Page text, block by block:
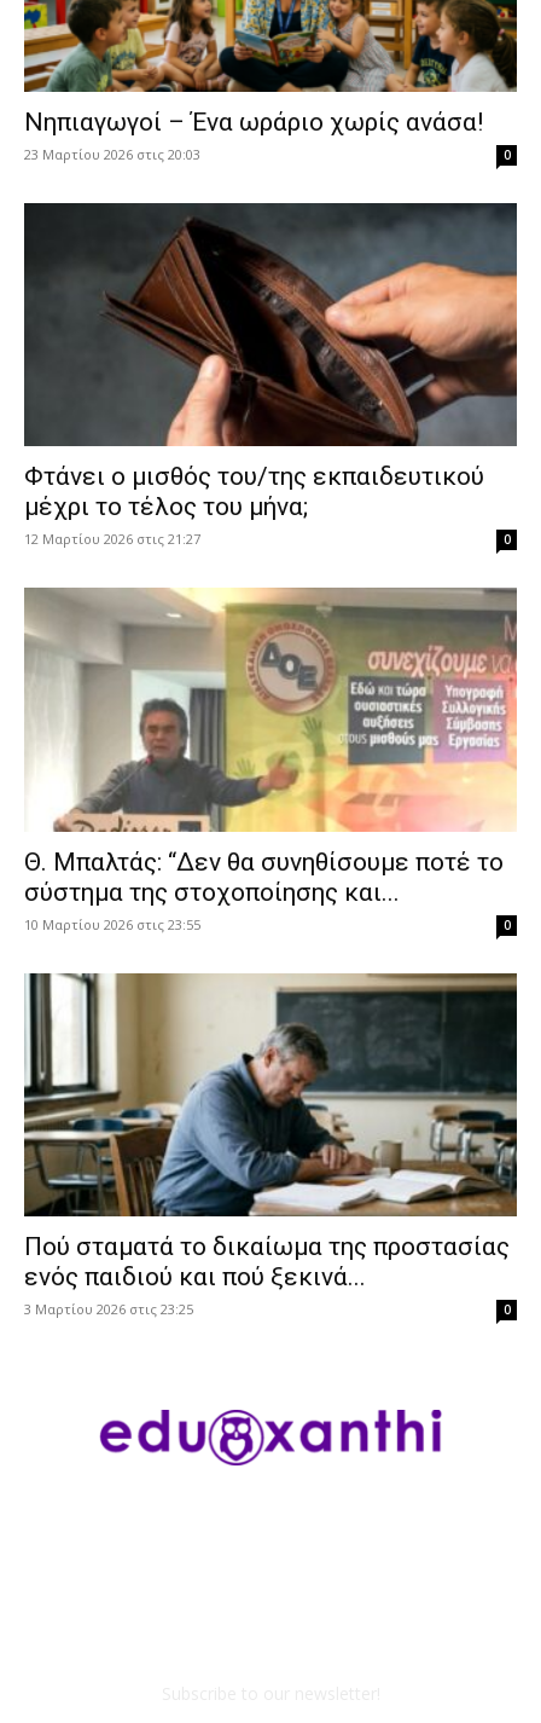
Νηπιαγωγοί – Ένα ωράριο χωρίς ανάσα!
23 Μαρτίου 2026 στις 20:03 0
Φτάνει ο μισθός του/της εκπαιδευτικού
μέχρι το τέλος του μήνα;
12 Μαρτίου 2026 στις 21:27 0
Θ. Μπαλτάς: “Δεν θα συνηθίσουμε ποτέ το
σύστημα της στοχοποίησης και...
10 Μαρτίου 2026 στις 23:55 0
Πού σταματά το δικαίωμα της προστασίας
ενός παιδιού και πού ξεκινά...
3 Μαρτίου 2026 στις 23:25 0